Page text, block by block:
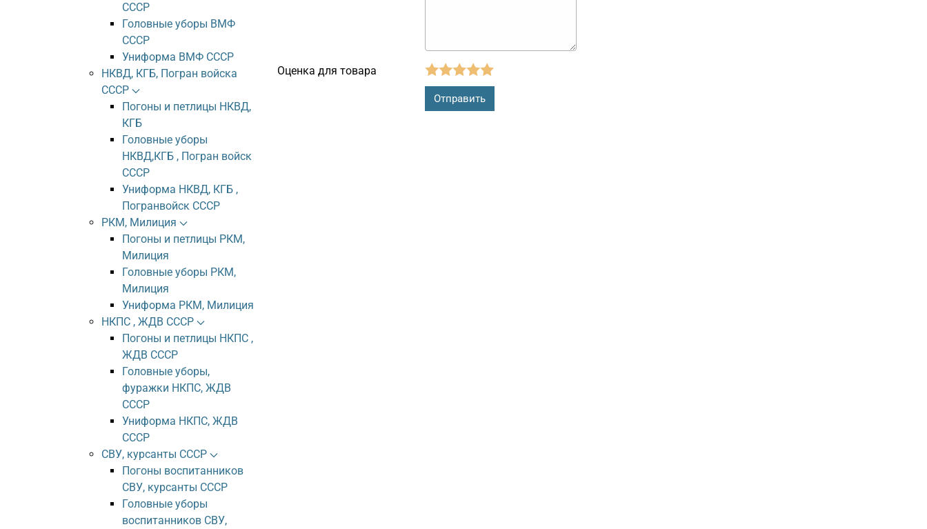
СССР
Головные уборы ВМФ
СССР
Униформа ВМФ СССР
НКВД, КГБ, Погран войска
СССР
Погоны и петлицы НКВД,
КГБ
Головные уборы
НКВД,КГБ , Погран войск
СССР
Униформа НКВД, КГБ ,
Погранвойск СССР
РКМ, Милиция
Погоны и петлицы РКМ,
Милиция
Головные уборы РКМ,
Милиция
Униформа РКМ, Милиция
НКПС , ЖДВ СССР
Погоны и петлицы НКПС ,
ЖДВ СССР
Головные уборы,
фуражки НКПС, ЖДВ
СССР
Униформа НКПС, ЖДВ
СССР
СВУ, курсанты СССР
Погоны воспитанников
СВУ, курсанты СССР
Головные уборы
воспитанников СВУ,
Оценка для товара